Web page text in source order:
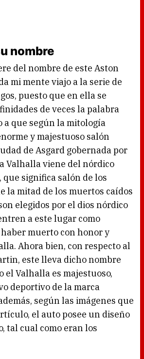
nombre
del nombre de este Aston
mi mente viajo a la serie de
puesto que en ella se
de veces la palabra
a que según la mitología
y majestuoso salón
de Asgard gobernada por
Valhalla viene del nórdico
significa salón de los
la mitad de los muertos caídos
elegidos por el dios nórdico
a este lugar como
muerto con honor y
Ahora bien, con respecto al
este lleva dicho nombre
el Valhalla es majestuoso,
deportivo de la marca
según las imágenes que
el auto posee un diseño
tal cual como eran los